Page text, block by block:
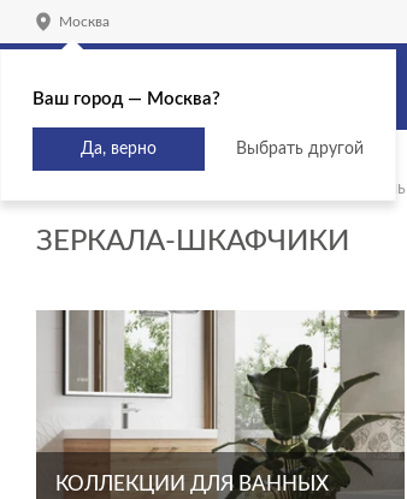
Москва
Сантехника и мебель
ЗЕРКАЛА-ШКАФЧИКИ
КОЛЛЕКЦИИ ДЛЯ ВАННЫХ
Ваш город — Москва?
Да, верно Выбрать другой